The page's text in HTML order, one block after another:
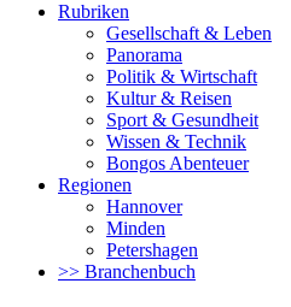
Rubriken
Gesellschaft & Leben
Panorama
Politik & Wirtschaft
Kultur & Reisen
Sport & Gesundheit
Wissen & Technik
Bongos Abenteuer
Regionen
Hannover
Minden
Petershagen
>> Branchenbuch